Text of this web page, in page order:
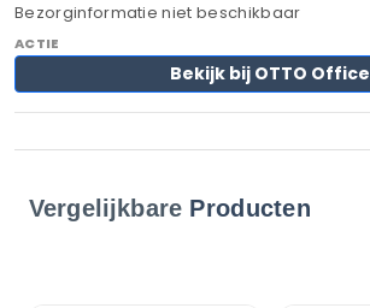
Bezorginformatie niet beschikbaar
Bekijk bij OTTO Office
Vergelijkbare Producten